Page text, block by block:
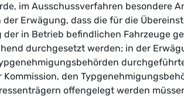
im Ausschussverfahren besondere
Erwägung, dass die für die
der in Betrieb befindlichen Fahrzeuge
durchgesetzt werden; in der
Kommission, den
offengelegt werden